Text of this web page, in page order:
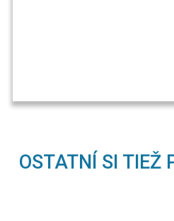
OSTATNÍ SI TIEŽ